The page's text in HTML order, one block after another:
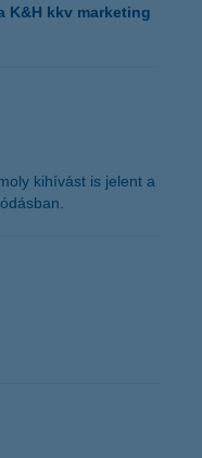
K&H kkv marketing
kihívást is jelent a